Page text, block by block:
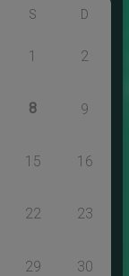
S D
1 2
8 9
15 16
22 23
29 30